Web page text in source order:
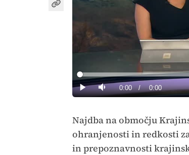
Predvajaj
Tiho Current
0:00 / Duration
0:00
Loaded:
0%
Najdba na območju
ohranjenosti in redkosti
in prepoznavnosti